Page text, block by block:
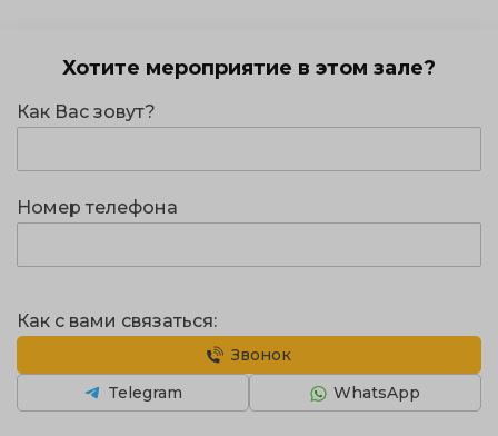
Хотите мероприятие в этом зале?
Как Вас зовут?
Номер телефона
Как с вами связаться:
Звонок
WhatsApp
Telegram